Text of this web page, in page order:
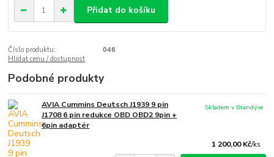
Přidat do košíku
Číslo produktu:
046
Hlídat cenu / dostupnost
Podobné produkty
AVIA Cummins Deutsch J1939 9 pin
J1708 6 pin redukce OBD OBD2 9pin +
6pin adaptér
1 200,00 Kč/ks
Skladem v Brandýse